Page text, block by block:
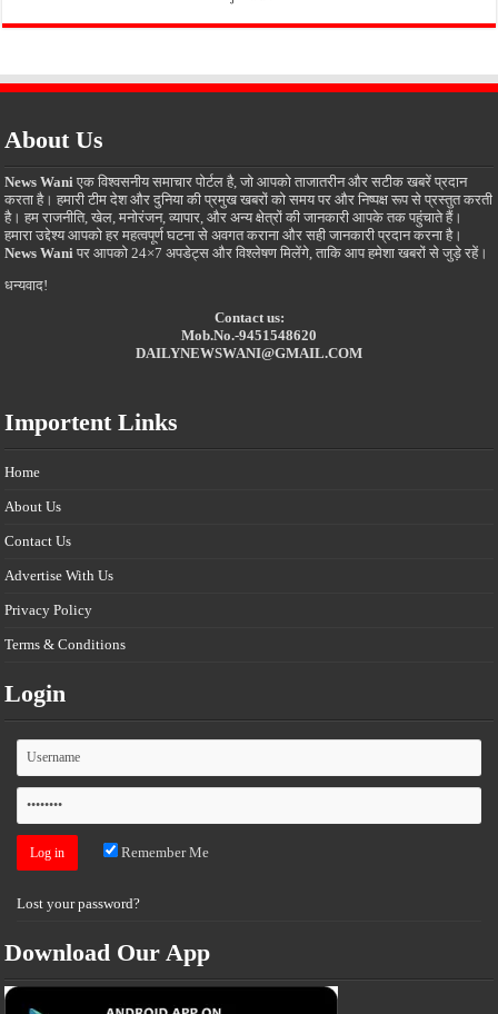
About Us
News Wani एक विश्वसनीय समाचार पोर्टल है, जो आपको ताजातरीन और सटीक खबरें प्रदान
करता है। हमारी टीम देश और दुनिया की प्रमुख खबरों को समय पर और निष्पक्ष रूप से प्रस्तुत करती
है। हम राजनीति, खेल, मनोरंजन, व्यापार, और अन्य क्षेत्रों की जानकारी आपके तक पहुंचाते हैं।
हमारा उद्देश्य आपको हर महत्वपूर्ण घटना से अवगत कराना और सही जानकारी प्रदान करना है।
News Wani पर आपको 24×7 अपडेट्स और विश्लेषण मिलेंगे, ताकि आप हमेशा खबरों से जुड़े रहें।
धन्यवाद!
Contact us:
Mob.No.-9451548620
DAILYNEWSWANI@GMAIL.COM
Importent Links
Home
About Us
Contact Us
Advertise With Us
Privacy Policy
Terms & Conditions
Login
Remember Me
Lost your password?
Download Our App